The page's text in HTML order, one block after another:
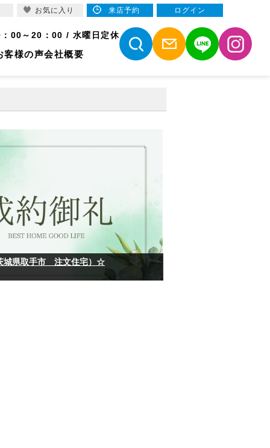
00～20：00 / 水曜日定休
客様の声会社概要
城県取手市 注文住宅）☆
お気に入り 来店予約 ログイン